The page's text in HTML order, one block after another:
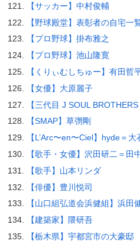
【サッカー】中村俊輔
【野球殿堂】表彰者の自宅一
【プロ野球】掛布雅之
【プロ野球】池山隆寛
【くりぃむしちゅー】有田哲
【女優】大原麗子
【三代目 J SOUL
【SMAP】草彅剛
【L’Arc〜en〜Ciel】hyde＝大
【歌手・女優】沢田研二＝田
【歌手】山本リンダ
【俳優】豊川悦司
【山口組弘道会浜健組】浜田
【建築家】隈研吾
【栃木県】宇都宮市の大豪邸